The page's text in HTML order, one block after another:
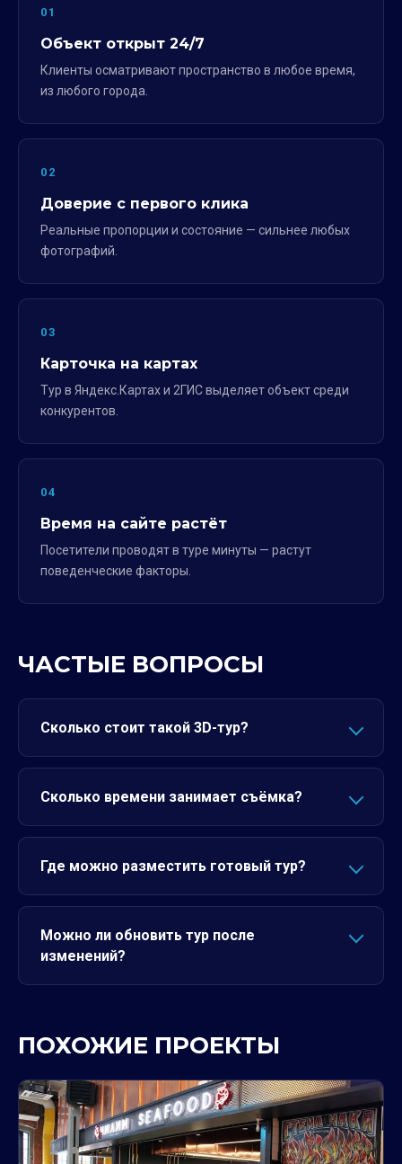
01
Объект открыт 24/7
Клиенты осматривают пространство в любое время,
из любого города.
02
Доверие с первого клика
Реальные пропорции и состояние — сильнее любых
фотографий.
03
Карточка на картах
Тур в Яндекс.Картах и 2ГИС выделяет объект среди
конкурентов.
04
Время на сайте растёт
Посетители проводят в туре минуты — растут
поведенческие факторы.
ЧАСТЫЕ ВОПРОСЫ
Сколько стоит такой 3D-тур?
Сколько времени занимает съёмка?
Где можно разместить готовый тур?
Можно ли обновить тур после
изменений?
ПОХОЖИЕ ПРОЕКТЫ